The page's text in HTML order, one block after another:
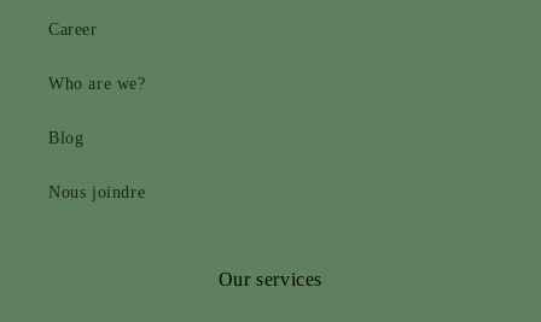
Career
Who are we?
Blog
Nous joindre
Our services